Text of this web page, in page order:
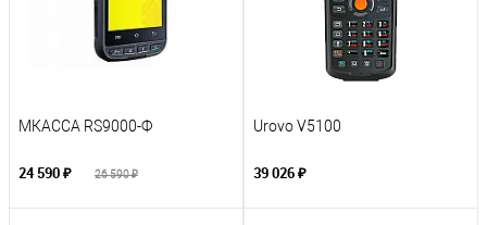
МКАССА RS9000-Ф
24 590 ₽ 26 590 ₽
Urovo V5100
39 026 ₽